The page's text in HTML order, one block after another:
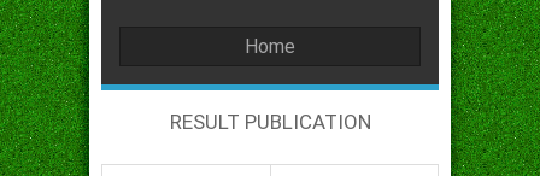
Home
RESULT PUBLICATION